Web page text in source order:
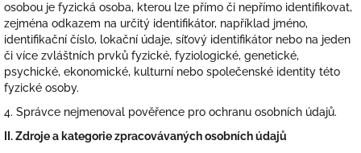
osobou je fyzická osoba, kterou lze přímo či nepřímo identifikovat,
zejména odkazem na určitý identifikátor, například jméno,
identifikační číslo, lokační údaje, síťový identifikátor nebo na jeden
či více zvláštních prvků fyzické, fyziologické, genetické,
psychické, ekonomické, kulturní nebo společenské identity této
fyzické osoby.
4. Správce nejmenoval pověřence pro ochranu osobních údajů.
II.Zdroje a kategorie zpracovávaných osobních údajů